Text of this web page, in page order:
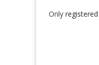
Only registered